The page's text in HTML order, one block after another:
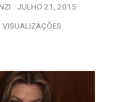
JULHO 21, 2015